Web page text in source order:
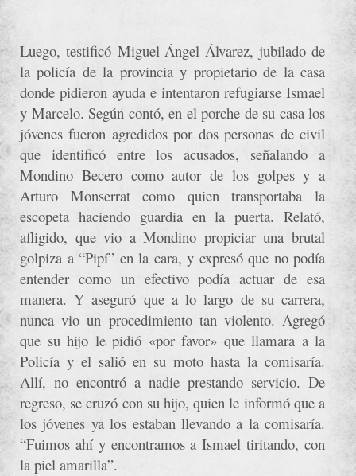
Luego, testificó Miguel Ángel Álvarez, jubilado de
la policía de la provincia y propietario de la casa
donde pidieron ayuda e intentaron refugiarse Ismael
y Marcelo. Según contó, en el porche de su casa los
jóvenes fueron agredidos por dos personas de civil
que identificó entre los acusados, señalando a
Mondino Becero como autor de los golpes y a
Arturo Monserrat como quien transportaba la
escopeta haciendo guardia en la puerta. Relató,
afligido, que vio a Mondino propiciar una brutal
golpiza a “Pipí” en la cara, y expresó que no podía
entender como un efectivo podía actuar de esa
manera. Y aseguró que a lo largo de su carrera,
nunca vio un procedimiento tan violento. Agregó
que su hijo le pidió «por favor» que llamara a la
Policía y el salió en su moto hasta la comisaría.
Allí, no encontró a nadie prestando servicio. De
regreso, se cruzó con su hijo, quien le informó que a
los jóvenes ya los estaban llevando a la comisaría.
“Fuimos ahí y encontramos a Ismael tiritando, con
la piel amarilla”.